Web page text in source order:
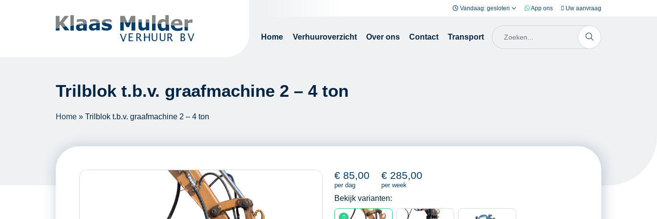
Vandaag: gesloten App ons Uw aanvraag
Home Verhuuroverzicht Over ons Contact Transport
Trilblok t.b.v. graafmachine 2 – 4 ton
Home » Trilblok t.b.v. graafmachine 2 – 4 ton
€ 85,00
per dag
€ 285,00
per week
Bekijk varianten: